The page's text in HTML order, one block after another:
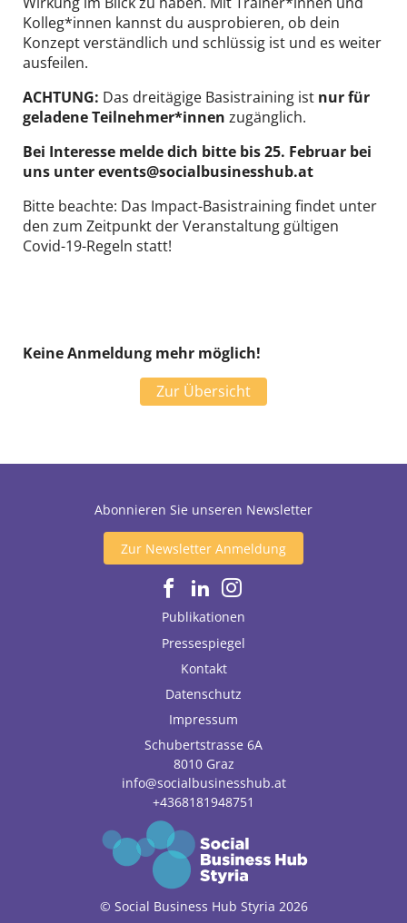
Kolleg*innen kannst du ausprobieren, ob dein
Konzept verständlich und schlüssig ist und es weiter
ausfeilen.
ACHTUNG: Das dreitägige Basistraining ist nur für
geladene Teilnehmer*innen zugänglich.
Bei Interesse melde dich bitte bis 25. Februar bei
uns unter events@socialbusinesshub.at
Bitte beachte: Das Impact-Basistraining findet unter
den zum Zeitpunkt der Veranstaltung gültigen
Covid-19-Regeln statt!
Keine Anmeldung mehr möglich!
Zur Übersicht
Abonnieren Sie unseren Newsletter
Zur Newsletter Anmeldung
Publikationen
Pressespiegel
Kontakt
Datenschutz
Impressum
Schubertstrasse 6A
8010 Graz
info@socialbusinesshub.at
+4368181948751
© Social Business Hub Styria 2026